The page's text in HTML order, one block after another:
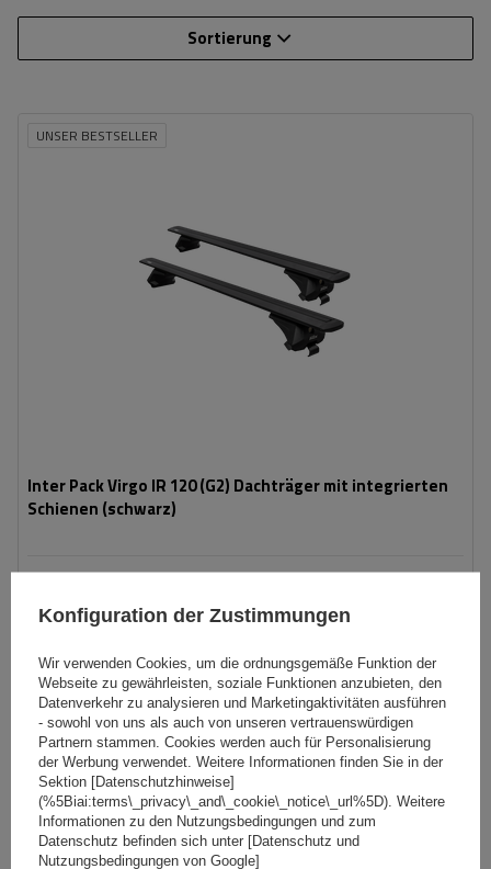
Sortierung
UNSER BESTSELLER
Inter Pack Virgo IR 120 (G2) Dachträger mit integrierten
Schienen (schwarz)
Große Menge verfügbar Wir versenden schon am
In den
Warenkorb
UNSER BESTSELLER
Konfiguration der Zustimmungen
Wir verwenden Cookies, um die ordnungsgemäße Funktion der
Webseite zu gewährleisten, soziale Funktionen anzubieten, den
Datenverkehr zu analysieren und Marketingaktivitäten ausführen
- sowohl von uns als auch von unseren vertrauenswürdigen
Partnern stammen. Cookies werden auch für Personalisierung
der Werbung verwendet. Weitere Informationen finden Sie in der
Sektion [Datenschutzhinweise]
(%5Biai:terms\_privacy\_and\_cookie\_notice\_url%5D). Weitere
Informationen zu den Nutzungsbedingungen und zum
Datenschutz befinden sich unter [Datenschutz und
Nutzungsbedingungen von Google]